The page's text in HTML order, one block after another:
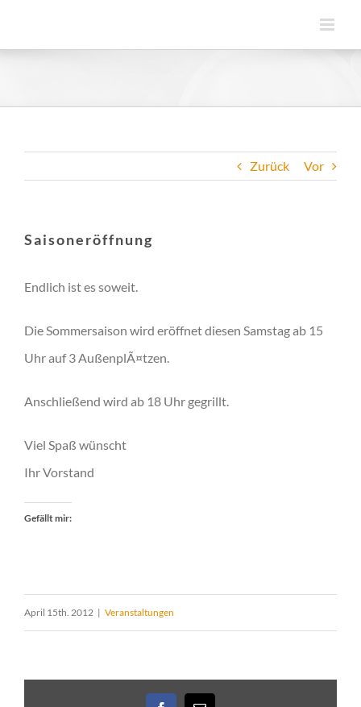
Zurück Vor
Saisoneröffnung
Endlich ist es soweit.
Die Sommersaison wird eröffnet diesen Samstag ab 15
Uhr auf 3 AußenplÃ¤tzen.
Anschließend wird ab 18 Uhr gegrillt.
Viel Spaß wünscht
Ihr Vorstand
Gefällt mir:
April 15th. 2012 | Veranstaltungen